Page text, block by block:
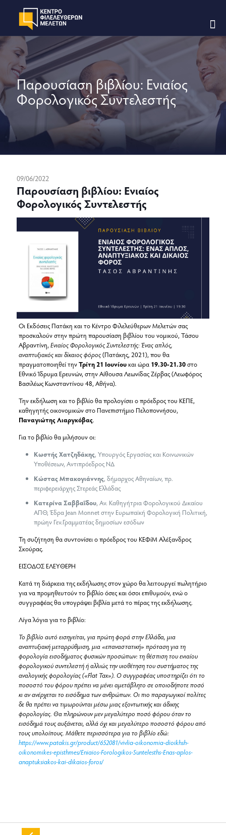
Παρουσίαση βιβλίου: Ενιαίος
Φορολογικός Συντελεστής
09/06/2022
Παρουσίαση βιβλίου: Ενιαίος
Φορολογικός Συντελεστής
Οι Εκδόσεις Πατάκη και το Κέντρο Φιλελεύθερων Μελετών σας
προσκαλούν στην πρώτη παρουσίαση βιβλίου του νομικού, Τάσου
Αβραντίνη, Ενιαίος Φορολογικός Συντελεστής: Ένας απλός,
αναπτυξιακός και δίκαιος φόρος(Πατάκης, 2021), που θα
πραγματοποιηθεί τηνΤρίτη 21 Ιουνίουκαι ώρα 19.30-21.30στο
Εθνικό Ίδρυμα Ερευνών, στην Αίθουσα Λεωνίδας Ζέρβας (Λεωφόρος
Βασιλέως Κωνσταντίνου 48, Αθήνα).
Την εκδήλωση και το βιβλίο θα προλογίσει ο πρόεδρος του ΚΕΠΕ,
καθηγητής οικονομικών στο Πανεπιστήμιο Πελοποννήσου,
Παναγιώτης Λιαργκόβας.
Για το βιβλίο θα μιλήσουν οι:
Κωστής Χατζηδάκης, Υπουργός Εργασίας και Κοινωνικών
Υποθέσεων, Αντιπρόεδρος ΝΔ
Κώστας Μπακογιάννης, δήμαρχος Αθηναίων, πρ.
περιφερειάρχης Στερεάς Ελλάδας
Κατερίνα Σαββαΐδου, Αν. Kαθηγήτρια Φορολογικού Δικαίου
ΑΠΘ, Έδρα Jean Monnet στην Ευρωπαϊκή Φορολογική Πολιτική,
πρώην Γεν.Γραμματέας δημοσίων εσόδων
Τη συζήτηση θα συντονίσει ο πρόεδρος του ΚΕΦίΜ Αλέξανδρος
Σκούρας.
ΕΙΣΟΔΟΣ ΕΛΕΥΘΕΡΗ
Κατά τη διάρκεια της εκδήλωσης στον χώρο θα λειτουργεί πωλητήριο
για να προμηθευτούν το βιβλίο όσες και όσοι επιθυμούν, ενώ ο
συγγραφέας θα υπογράψει βιβλία μετά το πέρας της εκδήλωσης.
Λίγα λόγια για το βιβλίο:
Το βιβλίο αυτό εισηγείται, για πρώτη φορά στην Ελλάδα, μια
αναπτυξιακή μεταρρύθμιση, μια «επαναστατική» πρόταση για τη
φορολογία εισοδήματος φυσικών προσώπων: τη θέσπιση του ενιαίου
φορολογικού συντελεστή ή αλλιώς την υιοθέτηση του συστήματος της
αναλογικής φορολογίας («Flat Tax»). Ο συγγραφέας υποστηρίζει ότι το
ποσοστό του φόρου πρέπει να μένει αμετάβλητο σε οποιοδήποτε ποσό
κι αν ανέρχεται το εισόδημα των ανθρώπων. Οι πιο παραγωγικοί πολίτες
δε θα πρέπει να τιμωρούνται μέσω μιας εξοντωτικής και άδικης
φορολογίας. Θα πληρώνουν μεν μεγαλύτερο ποσό φόρου όταν το
εισόδημά τους αυξάνεται, αλλά όχι και μεγαλύτερο ποσοστό φόρου από
τους υπολοίπους. Μάθετε περισσότερα για το βιβλίο εδώ:
https://www.patakis.gr/product/652081/vivlia-oikonomia-dioikhsh-
oikonomikes-episthmes/Eniaios-Forologikos-Suntelesths-Enas-aplos-
anaptuksiakos-kai-dikaios-foros/